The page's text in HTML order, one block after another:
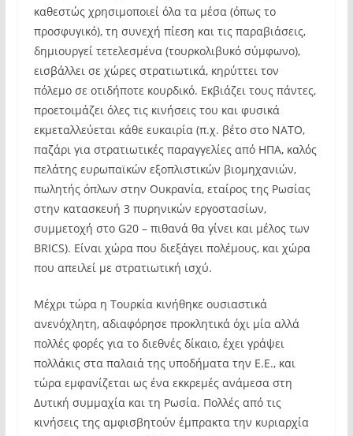
καθεστώς χρησιμοποιεί όλα τα μέσα (όπως το
προσφυγικό), τη συνεχή πίεση και τις παραβιάσεις,
δημιουργεί τετελεσμένα (τουρκολιβυκό σύμφωνο),
εισβάλλει σε χώρες στρατιωτικά, κηρύττει τον
πόλεμο σε οτιδήποτε κουρδικό. Εκβιάζει τους πάντες,
προετοιμάζει όλες τις κινήσεις του και φυσικά
εκμεταλλεύεται κάθε ευκαιρία (π.χ. βέτο στο ΝΑΤΟ,
παζάρι για στρατιωτικές παραγγελίες από ΗΠΑ, καλός
πελάτης ευρωπαϊκών εξοπλιστικών βιομηχανιών,
πωλητής όπλων στην Ουκρανία, εταίρος της Ρωσίας
στην κατασκευή 3 πυρηνικών εργοστασίων,
συμμετοχή στο G20 – πιθανά θα γίνει και μέλος των
BRICS). Είναι χώρα που διεξάγει πολέμους, και χώρα
που απειλεί με στρατιωτική ισχύ.
Μέχρι τώρα η Τουρκία κινήθηκε ουσιαστικά
ανενόχλητη, αδιαφόρησε προκλητικά όχι μία αλλά
πολλές φορές για το διεθνές δίκαιο, έχει γράψει
πολλάκις στα παλαιά της υποδήματα την Ε.Ε., και
τώρα εμφανίζεται ως ένα εκκρεμές ανάμεσα στη
Δυτική συμμαχία και τη Ρωσία. Πολλές από τις
κινήσεις της αμφισβητούν έμπρακτα την κυριαρχία